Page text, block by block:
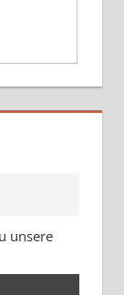
unsere